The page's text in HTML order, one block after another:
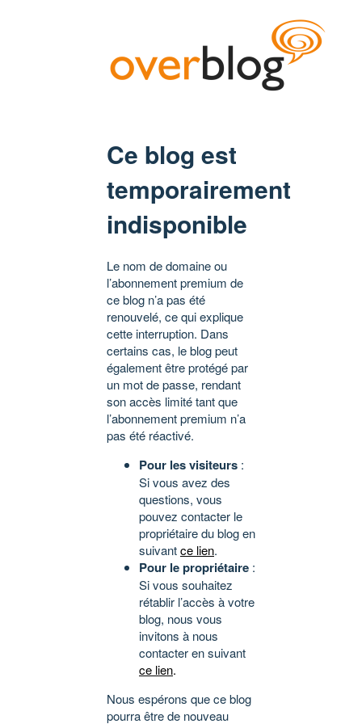
Ce blog est
temporairement
indisponible
Le nom de domaine ou
l’abonnement premium de
ce blog n’a pas été
renouvelé, ce qui explique
cette interruption. Dans
certains cas, le blog peut
également être protégé par
un mot de passe, rendant
son accès limité tant que
l’abonnement premium n’a
pas été réactivé.
Pour les visiteurs :
Si vous avez des
questions, vous
pouvez contacter le
propriétaire du blog en
suivantce lien.
Pour le propriétaire :
Si vous souhaitez
rétablir l’accès à votre
blog, nous vous
invitons à nous
contacter en suivant
ce lien.
Nous espérons que ce blog
pourra être de nouveau